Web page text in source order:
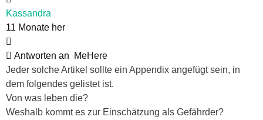
Kassandra
11 Monate her
Antworten an
MeHere
Jeder solche Artikel sollte ein Appendix angefügt sein, in
dem folgendes gelistet ist.
Von was leben die?
Weshalb kommt es zur Einschätzung als Gefährder?